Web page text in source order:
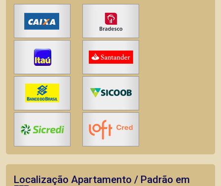
Localização Apartamento / Padrão em